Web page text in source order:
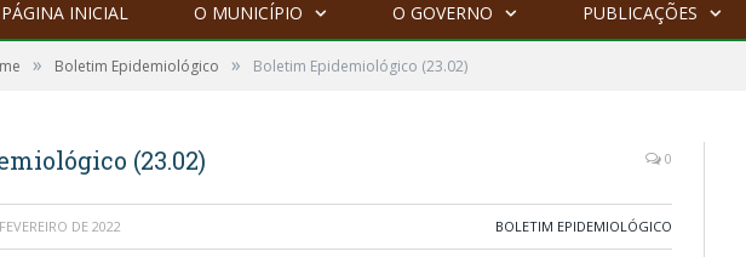
PÁGINA INICIAL O MUNICÍPIO O GOVERNO PUBLICAÇÕES
» Boletim Epidemiológico » Boletim Epidemiológico (23.02)
(23.02) 0
DE 2022 BOLETIM EPIDEMIOLÓGICO